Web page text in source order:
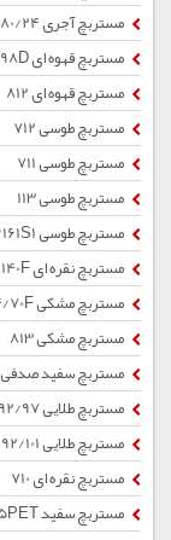
مستربچ آجری 80/24
مستربچ قهوه ای 03298D
مستربچ قهوه ای 812
مستربچ طوسی 712
مستربچ طوسی 711
مستربچ طوسی 113
مستربچ طوسی 79/161S1
مستربچ نقره ای 79/140F
مستربچ مشکی 84/70F
مستربچ مشکی 813
مستربچ سفید صدفی 910
مستربچ طلایی 92/97
مستربچ طلایی 92/101
مستربچ نقره ای 710
مستربچ سفید 80/135PET